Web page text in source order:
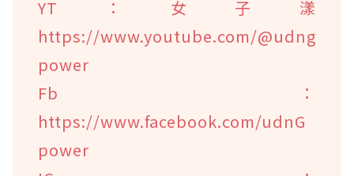
YT：女子漾
https://www.youtube.com/@udng
power
Fb：
https://www.facebook.com/udnG
power